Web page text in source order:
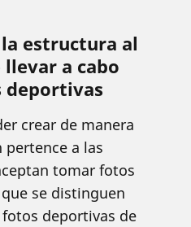
estructura al
a cabo
deportivas
crear de manera
a las
tomar fotos
se distinguen
deportivas de